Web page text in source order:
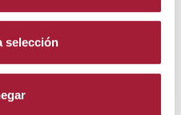
selección